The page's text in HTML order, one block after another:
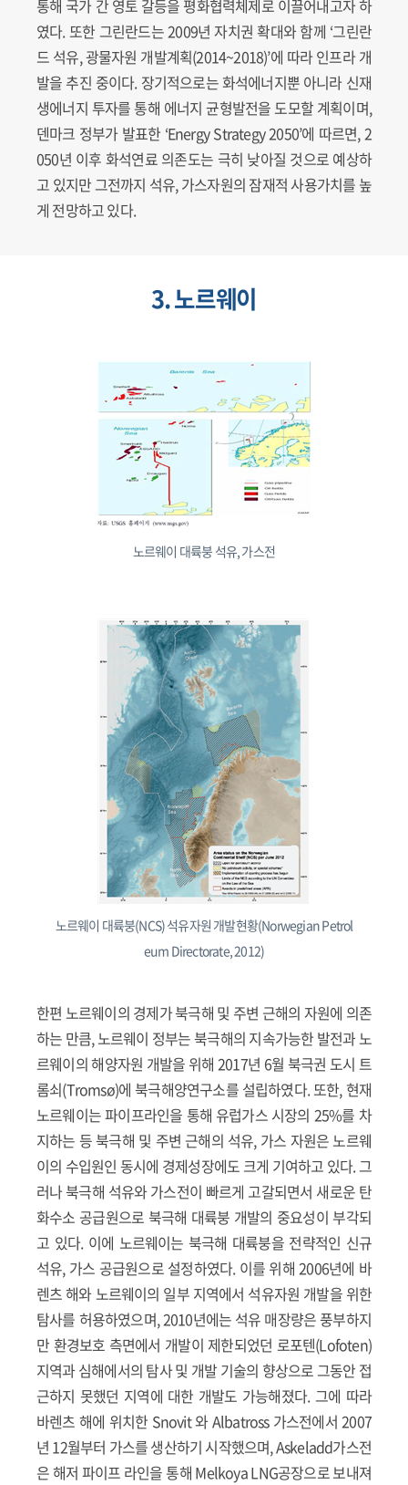
통해 국가 간 영토 갈등을 평화협력체제로 이끌어내고자 하
였다. 또한 그린란드는 2009년 자치권 확대와 함께 ‘그린란
드 석유, 광물자원 개발계획(2014~2018)’에 따라 인프라 개
발을 추진 중이다. 장기적으로는 화석에너지뿐 아니라 신재
생에너지 투자를 통해 에너지 균형발전을 도모할 계획이며,
덴마크 정부가 발표한 ‘Energy Strategy 2050’에 따르면, 2
050년 이후 화석연료 의존도는 극히 낮아질 것으로 예상하
고 있지만 그전까지 석유, 가스자원의 잠재적 사용가치를 높
게 전망하고 있다.
3. 노르웨이
노르웨이 대륙붕 석유, 가스전
노르웨이 대륙붕(NCS) 석유자원 개발현황(Norwegian Petrol
eum Directorate, 2012)
한편 노르웨이의 경제가 북극해 및 주변 근해의 자원에 의존
하는 만큼, 노르웨이 정부는 북극해의 지속가능한 발전과 노
르웨이의 해양자원 개발을 위해 2017년 6월 북극권 도시 트
롬쇠(Tromsø)에 북극해양연구소를 설립하였다. 또한, 현재
노르웨이는 파이프라인을 통해 유럽가스 시장의 25%를 차
지하는 등 북극해 및 주변 근해의 석유, 가스 자원은 노르웨
이의 수입원인 동시에 경제성장에도 크게 기여하고 있다. 그
러나 북극해 석유와 가스전이 빠르게 고갈되면서 새로운 탄
화수소 공급원으로 북극해 대륙붕 개발의 중요성이 부각되
고 있다. 이에 노르웨이는 북극해 대륙붕을 전략적인 신규
석유, 가스 공급원으로 설정하였다. 이를 위해 2006년에 바
렌츠 해와 노르웨이의 일부 지역에서 석유자원 개발을 위한
탐사를 허용하였으며, 2010년에는 석유 매장량은 풍부하지
만 환경보호 측면에서 개발이 제한되었던 로포텐(Lofoten)
지역과 심해에서의 탐사 및 개발 기술의 향상으로 그동안 접
근하지 못했던 지역에 대한 개발도 가능해졌다. 그에 따라
바렌츠 해에 위치한 Snovit 와 Albatross 가스전에서 2007
년 12월부터 가스를 생산하기 시작했으며, Askeladd가스전
은 해저 파이프 라인을 통해 Melkoya LNG공장으로 보내져